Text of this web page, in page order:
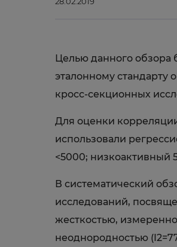
Целью данного обзора
эталонному стандарту
кросс-секционных
Для оценки
использовали
<5000; низкоактивный
В систематический
исследований,
жесткостью,
неоднородностью